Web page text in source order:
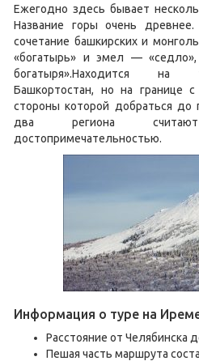
Ежегодно здесь бывает
Название горы очень
сочетание башкирских и
«богатырь» и эмел —
богатыря».Находится на
Башкортостан, но на границе
стороны которой добраться до
два региона
достопримечательностью.
Информация о туре на
Расстояние от Челябинска
Пешая часть маршрута